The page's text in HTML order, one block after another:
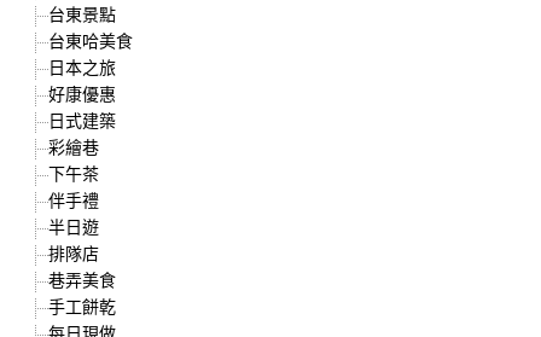
台東景點
台東哈美食
日本之旅
好康優惠
日式建築
彩繪巷
下午茶
伴手禮
半日遊
排隊店
巷弄美食
手工餅乾